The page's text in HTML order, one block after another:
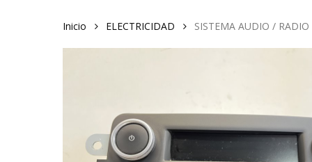
Inicio ELECTRICIDAD SISTEMA AUDIO /